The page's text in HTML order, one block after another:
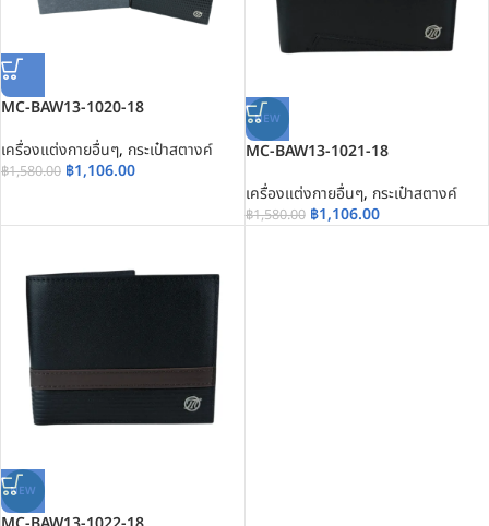
MC-BAW13-1020-18
เครื่องแต่งกายอื่นๆ, กระเป๋าสตางค์
฿1,580.00 ฿1,106.00
NEW
MC-BAW13-1021-18
เครื่องแต่งกายอื่นๆ, กระเป๋าสตางค์
฿1,580.00 ฿1,106.00
NEW